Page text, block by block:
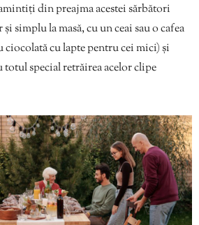
din preajma acestei sărbători
simplu la masă, cu un ceai sau o cafea
ciocolată cu lapte pentru cei mici) și
special retrăirea acelor clipe